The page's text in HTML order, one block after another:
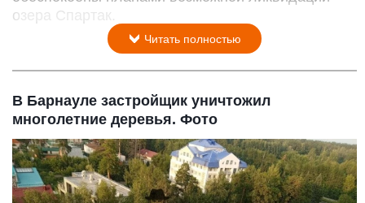
озера Спартак.
Читать полностью
В Барнауле застройщик уничтожил
многолетние деревья. Фото